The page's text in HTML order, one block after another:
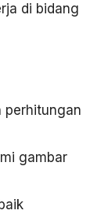
di bidang
perhitungan
gambar